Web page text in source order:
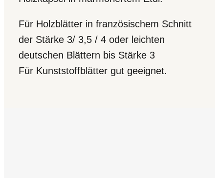
Für Holzblätter in französischem Schnitt
der Stärke 3/ 3,5 / 4 oder leichten
deutschen Blättern bis Stärke 3
Für Kunststoffblätter gut geeignet.